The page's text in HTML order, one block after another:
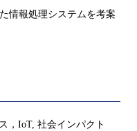
情報処理システムを考案
，IoT, 社会インパクト